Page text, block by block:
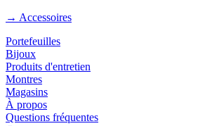
→ Accessoires
Portefeuilles
Bijoux
Produits d'entretien
Montres
Magasins
À propos
Questions fréquentes